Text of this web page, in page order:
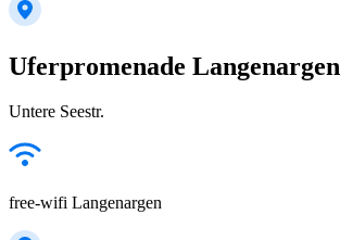
Uferpromenade Langenargen
Untere Seestr.
free-wifi Langenargen